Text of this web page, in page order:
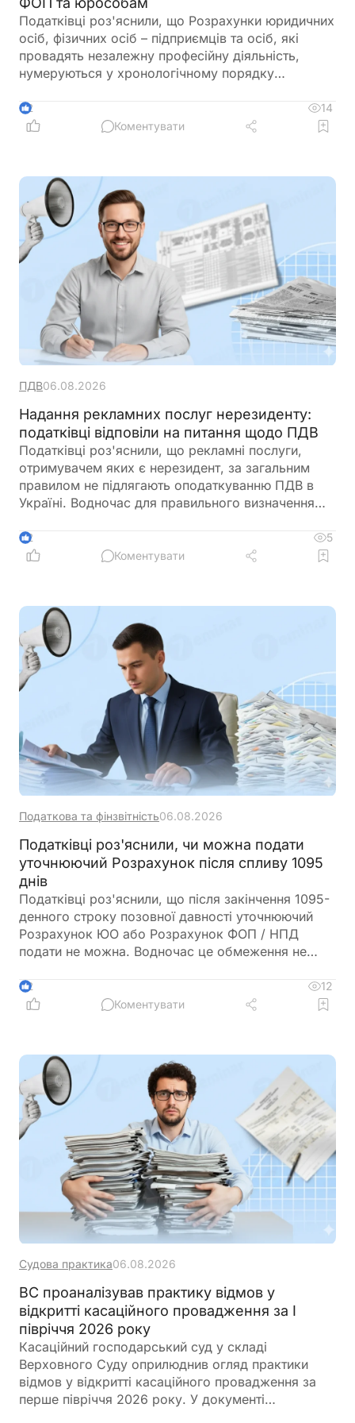
Податківці роз'яснили, що Розрахунки юридичних
осіб, фізичних осіб – підприємців та осіб, які
провадять незалежну професійну діяльність,
нумеруються у хронологічному порядку
окремо в межах одного звітного періоду та не
переноситься на наступний податковий період
2
14
Коментувати
ПДВ06.08.2026
Надання рекламних послуг нерезиденту:
податківці відповіли на питання щодо ПДВ
Податківці роз'яснили, що рекламні послуги,
отримувачем яких є нерезидент, за загальним
правилом не підлягають оподаткуванню ПДВ в
Україні. Водночас для правильного визначення
умови договору, зміст господарської операції та
первинні документи
2
5
Коментувати
Податкова та фінзвітність06.08.2026
Податківці роз'яснили, чи можна подати
уточнюючий Розрахунок після спливу 1095
днів
Податківці роз'яснили, що після закінчення 1095-
денного строку позовної давності уточнюючий
Розрахунок ЮО або Розрахунок ФОП / НПД
подати не можна. Водночас це обмеження не
звітності з ЄСВ можна виправляти і після спливу
цього строку
2
12
Коментувати
Судова практика06.08.2026
ВС проаналізував практику відмов у
відкритті касаційного провадження за І
півріччя 2026 року
Касаційний господарський суд у складі
Верховного Суду оприлюднив огляд практики
відмов у відкритті касаційного провадження за
перше півріччя 2026 року. У документі